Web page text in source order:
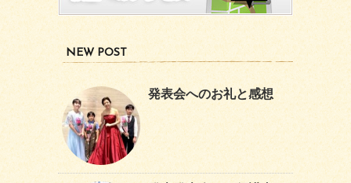
NEW POST
発表会へのお礼と感想